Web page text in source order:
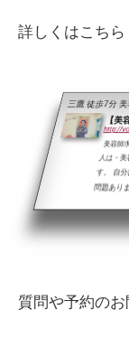
詳しくはこちら
三鷹 徒歩7分
【美
http://
美容師
人は・
す。 自分
問題あり
質問や予約のお